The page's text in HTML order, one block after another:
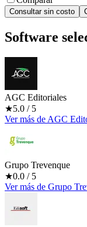
Consultar sin costo
Software
AGC Editoriales
★5.0 / 5
Ver más de AGC
Grupo Trevenque
★0.0 / 5
Ver más de Grupo